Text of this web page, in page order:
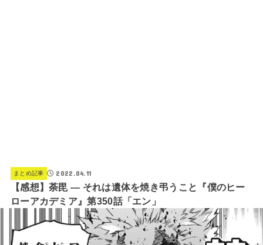
まとめ記事 2022.04.11
【感想】荼毘 ― それは遺体を焼き弔うこと『僕のヒー
ローアカデミア』第350話「エン」